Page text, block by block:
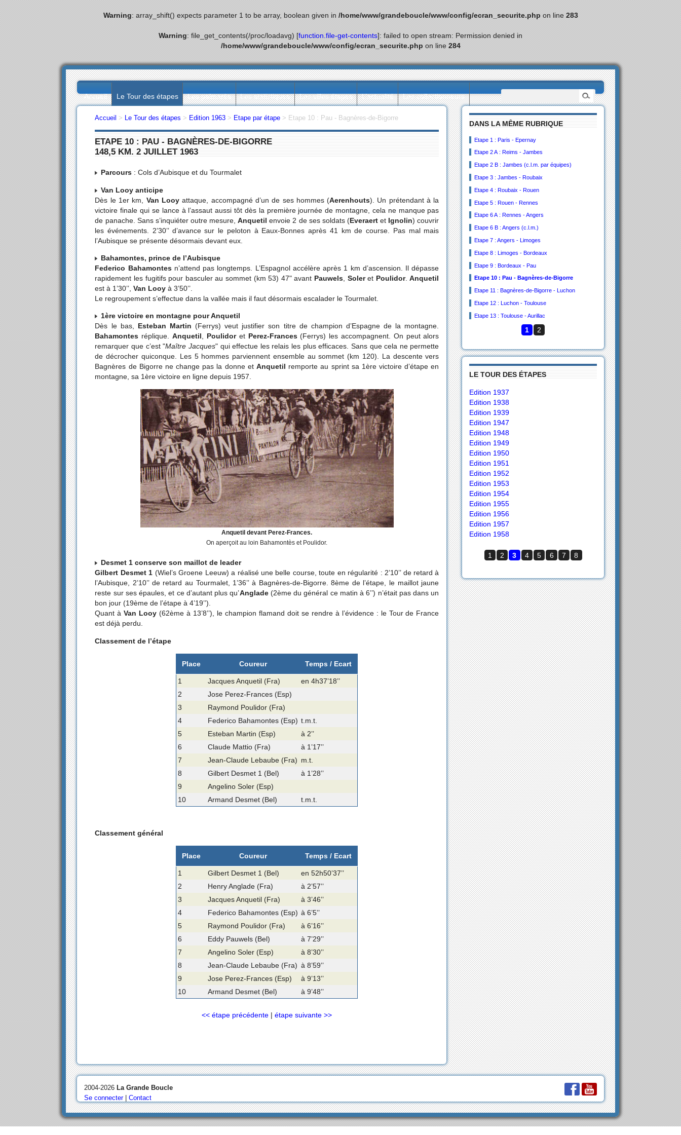
Warning: array_shift() expects parameter 1 to be array, boolean given in /home/www/grandeboucle/www/config/ecran_securite.php on line 283
Warning: file_get_contents(/proc/loadavg) [function.file-get-contents]: failed to open stream: Permission denied in
/home/www/grandeboucle/www/config/ecran_securite.php on line 284
Accueil Le Tour des étapes Les palmarès Les statistiques Les villes étapes L’actualité Les collectionneurs
DANS LA MÊME RUBRIQUE
Etape 1 : Paris - Epernay
Etape 2 A : Reims - Jambes
Etape 2 B : Jambes (c.l.m. par équipes)
Etape 3 : Jambes - Roubaix
Etape 4 : Roubaix - Rouen
Etape 5 : Rouen - Rennes
Etape 6 A : Rennes - Angers
Etape 6 B : Angers (c.l.m.)
Etape 7 : Angers - Limoges
Etape 8 : Limoges - Bordeaux
Etape 9 : Bordeaux - Pau
Etape 10 : Pau - Bagnères-de-Bigorre
Etape 11 : Bagnères-de-Bigorre - Luchon
Etape 12 : Luchon - Toulouse
Etape 13 : Toulouse - Aurillac
1 2
LE TOUR DES ÉTAPES
Edition 1937
Edition 1938
Edition 1939
Edition 1947
Edition 1948
Edition 1949
Edition 1950
Edition 1951
Edition 1952
Edition 1953
Edition 1954
Edition 1955
Edition 1956
Edition 1957
Edition 1958
1 2 3 4 5 6 7 8
Accueil > Le Tour des étapes > Edition 1963 > Etape par étape > Etape 10 : Pau - Bagnères-de-Bigorre
ETAPE 10 : PAU - BAGNÈRES-DE-BIGORRE
148,5 KM. 2 JUILLET 1963
Parcours : Cols d’Aubisque et du Tourmalet
Van Looy anticipe
Dès le 1er km,
Van Looyattaque, accompagné d’un de ses hommes (Aerenhouts). Un prétendant à la
victoire finale qui se lance à l’assaut aussi tôt dès la première journée de montagne, cela ne manque pas
de panache. Sans s’inquiéter outre mesure,Anquetil envoie 2 de ses soldats (Everaert et Ignolin) couvrir
les événements. 2’30’’ d’avance sur le peloton à Eaux-Bonnes après 41 km de course. Pas mal mais
l’Aubisque se présente désormais devant eux.
Bahamontes, prince de l’Aubisque
Federico Bahamontesn’attend pas longtemps. L’Espagnol accélère après 1 km d’ascension. Il dépasse
rapidement les fugitifs pour basculer au sommet (km 53) 47" avant Pauwels Soleret Poulidor.Anquetil
est à 1’30’’,Van Looy à 3’50’’.
Le regroupement s’effectue dans la vallée mais il faut désormais escalader le Tourmalet.
1ère victoire en montagne pour Anquetil
Dès le bas, Esteban Martin (Ferrys) veut justifier son titre de champion d’Espagne de la montagne.
Bahamontes réplique.Anquetil, Poulidoret Perez-Frances(Ferrys) les accompagnent. On peut alors
remarquer que c’est "Maître Jacques" qui effectue les relais les plus efficaces. Sans que cela ne permette
de décrocher quiconque. Les 5 hommes parviennent ensemble au sommet (km 120). La descente vers
Bagnères de Bigorre ne change pas la donne et Anquetil remporte au sprint sa 1ère victoire d’étape en
montagne, sa 1ère victoire en ligne depuis 1957.
Anquetil devant Perez-Frances.
On aperçoit au loin Bahamontès et Poulidor.
Desmet 1 conserve son maillot de leader
Gilbert Desmet 1 (Wiel’s Groene Leeuw) a réalisé une belle course, toute en régularité : 2’10’’ de retard à
l’Aubisque, 2’10’’ de retard au Tourmalet, 1’36’’ à Bagnères-de-Bigorre. 8ème de l’étape, le maillot jaune
reste sur ses épaules, et ce d’autant plus qu’Anglade(2ème du général ce matin à 6’’) n’était pas dans un
bon jour (19ème de l’étape à 4’19’’).
Quant àVan Looy (62ème à 13’8’’), le champion flamand doit se rendre à l’évidence : le Tour de France
est déjà perdu.
Classement de l’étape
Place Coureur Temps / Ecart
1 Jacques Anquetil (Fra)
en 4h37’18’’
2
Jose Perez-Frances (Esp)
3
Raymond Poulidor (Fra)
4
Federico Bahamontes (Esp) t.m.t.
5
Esteban Martin (Esp)
à 2’’
6
Claude Mattio (Fra)
à 1’17’’
7
Jean-Claude Lebaube (Fra) m.t.
8
Gilbert Desmet 1 (Bel)
à 1’28’’
9
Angelino Soler (Esp)
10
Armand Desmet (Bel) t.m.t.
Classement général
Place Coureur Temps / Ecart
1 Gilbert Desmet 1 (Bel)
en 52h50’37’’
2
Henry Anglade (Fra)
à 2’57’’
3
Jacques Anquetil (Fra)
à 3’46’’
4
Federico Bahamontes (Esp) à 6’5’’
5
Raymond Poulidor (Fra)
à 6’16’’
6
Eddy Pauwels (Bel)
à 7’29’’
7
Angelino Soler (Esp)
à 8’30’’
8
Jean-Claude Lebaube (Fra) à 8’59’’
9
Jose Perez-Frances (Esp)
à 9’13’’
10
Armand Desmet (Bel) à 9’48’’
<< étape précédente |étape suivante >>
2004-2026 La Grande Boucle
Se connecter|Contact